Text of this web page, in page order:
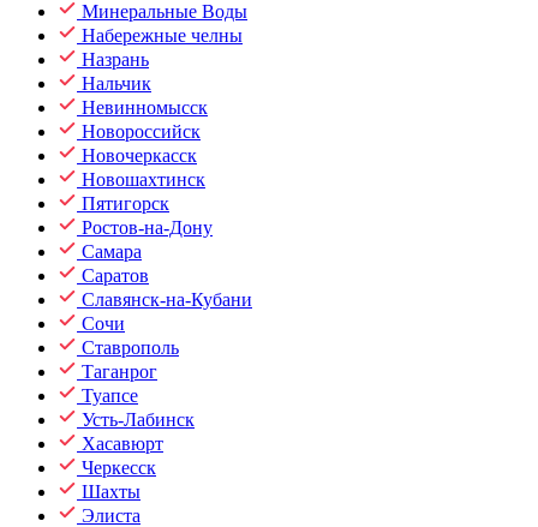
Минеральные Воды
Набережные челны
Назрань
Нальчик
Невинномысск
Новороссийск
Новочеркасск
Новошахтинск
Пятигорск
Ростов-на-Дону
Самара
Саратов
Славянск-на-Кубани
Сочи
Ставрополь
Таганрог
Туапсе
Усть-Лабинск
Хасавюрт
Черкесск
Шахты
Элиста